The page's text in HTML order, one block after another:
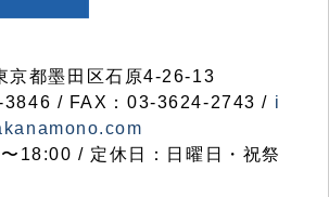
都墨田区石原4-26-13
/ FAX：03-3624-2743 / i
18:00 / 定休日：日曜日・祝祭